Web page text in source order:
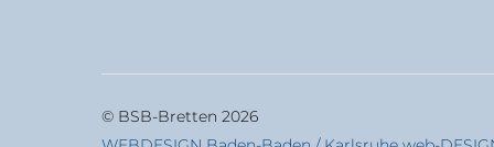
© BSB-Bretten 2026